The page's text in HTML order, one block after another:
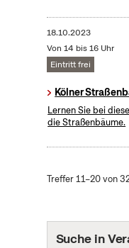
18.10.2023
Von 14 bis 16 Uhr
Eintritt frei
Kölner
Lernen Sie bei
die Straßenbäume.
Treffer 11–20 von
Suche in